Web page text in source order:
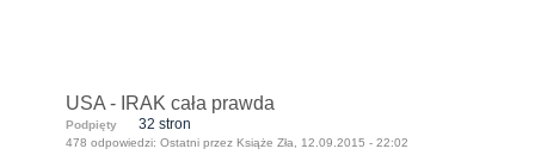
USA - IRAK cała prawda
Podpięty 32 stron
478 odpowiedzi: Ostatni przez Książe Zła, 12.09.2015 - 22:02